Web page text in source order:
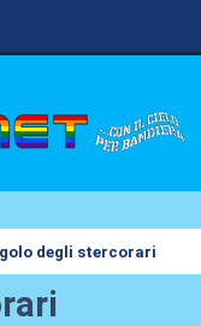
degli stercorari